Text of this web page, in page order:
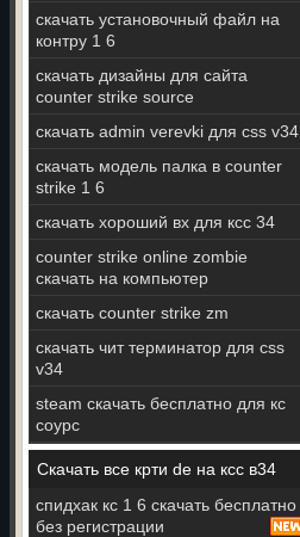
скачать установочный файл на
контру 1 6
скачать дизайны для сайта
counter strike source
скачать admin verevki для css v34
скачать модель палка в counter
strike 1 6
скачать хороший вх для ксс 34
counter strike online zombie
скачать на компьютер
скачать counter strike zm
скачать чит терминатор для css
v34
steam скачать бесплатно для кс
соурс
Скачать все крти de на ксс в34
спидхак кс 1 6 скачать бесплатно
без регистрации